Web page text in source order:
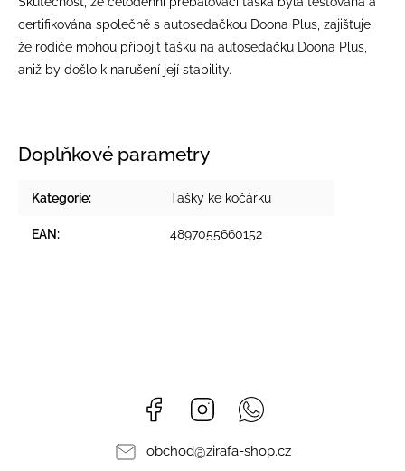
certifikována společně s autosedačkou Doona Plus, zajišťuje,
že rodiče mohou připojit tašku na autosedačku Doona Plus,
aniž by došlo k narušení její stability.
Doplňkové parametry
Kategorie: Tašky ke kočárku
EAN: 4897055660152
Facebook Instagram
obchod@zirafa-shop.cz